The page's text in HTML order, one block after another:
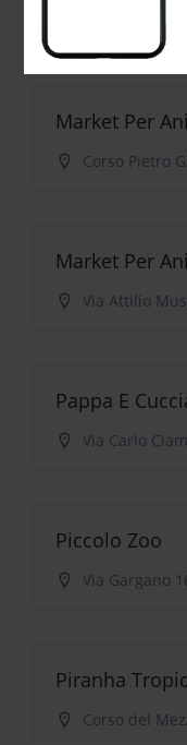
Via Vittime
Market Per
Corso Pietro
Market Per
Via Attilio
Pappa E
Via Carlo
Piccolo Zoo
Via Gargano
Corso del